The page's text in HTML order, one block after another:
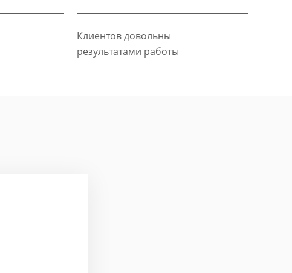
Клиентов довольны
результатами работы